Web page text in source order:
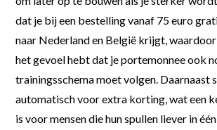
dat je bij een bestelling vanaf 75 euro
naar Nederland en België krijgt,
het gevoel hebt dat je portemonnee ook
trainingsschema moet volgen. Daarnaast
automatisch voor extra korting, wat een
is voor mensen die hun spullen liever in